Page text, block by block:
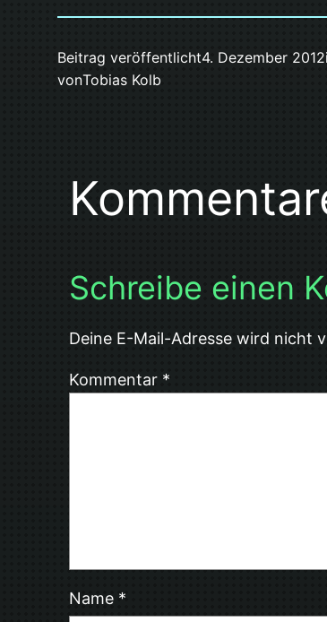
Beitrag veröffentlicht4. Dezember 2012
vonTobias Kolb
Schreibe einen
Deine E-Mail-Adresse wird nicht
Kommentar *
Name *